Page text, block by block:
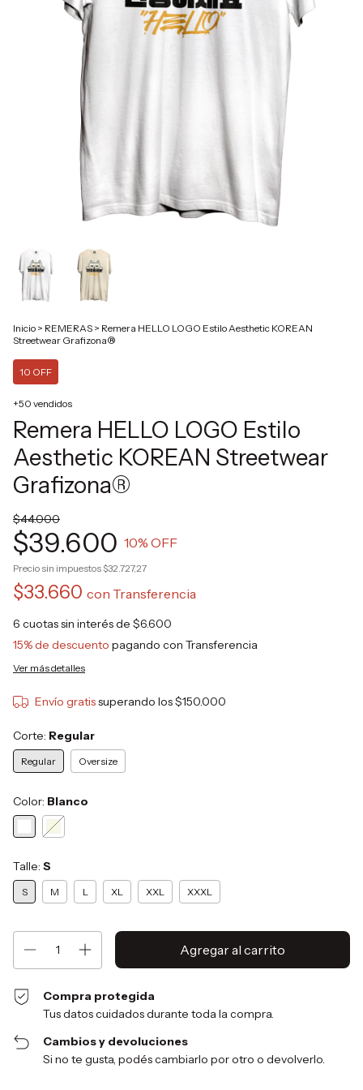
Inicio > REMERAS > Remera HELLO LOGO Estilo Aesthetic KOREAN
Streetwear Grafizona®
10 OFF
+50 vendidos
Remera HELLO LOGO Estilo
Aesthetic KOREAN Streetwear
Grafizona®
$44.000
$39.600 10% OFF
Precio sin impuestos$32.727,27
$33.660 con Transferencia
6 cuotas sin interés de $6.600
15% de descuento pagando con Transferencia
Ver más detalles
Envío gratissuperando los$150.000
Corte: Regular
Regular Oversize
Color: Blanco
Talle: S
S M L XL XXL XXXL
Compra protegida
Tus datos cuidados durante toda la compra.
Cambios y devoluciones
Si no te gusta, podés cambiarlo por otro o devolverlo.